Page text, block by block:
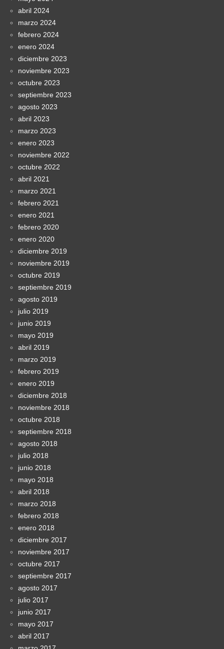
abril 2024
marzo 2024
febrero 2024
enero 2024
diciembre 2023
noviembre 2023
octubre 2023
septiembre 2023
agosto 2023
abril 2023
marzo 2023
enero 2023
noviembre 2022
octubre 2022
abril 2021
marzo 2021
febrero 2021
enero 2021
febrero 2020
enero 2020
diciembre 2019
noviembre 2019
octubre 2019
septiembre 2019
agosto 2019
julio 2019
junio 2019
mayo 2019
abril 2019
marzo 2019
febrero 2019
enero 2019
diciembre 2018
noviembre 2018
octubre 2018
septiembre 2018
agosto 2018
julio 2018
junio 2018
mayo 2018
abril 2018
marzo 2018
febrero 2018
enero 2018
diciembre 2017
noviembre 2017
octubre 2017
septiembre 2017
agosto 2017
julio 2017
junio 2017
mayo 2017
abril 2017